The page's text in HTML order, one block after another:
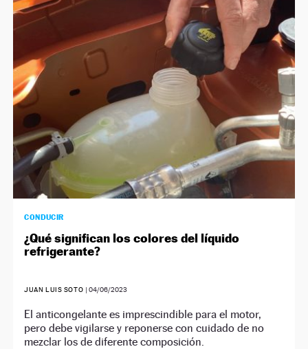
CONDUCIR
¿Qué significan los colores del líquido
refrigerante?
JUAN LUIS SOTO | 04/06/2023
El anticongelante es imprescindible para el motor,
pero debe vigilarse y reponerse con cuidado de no
mezclar los de diferente composición.